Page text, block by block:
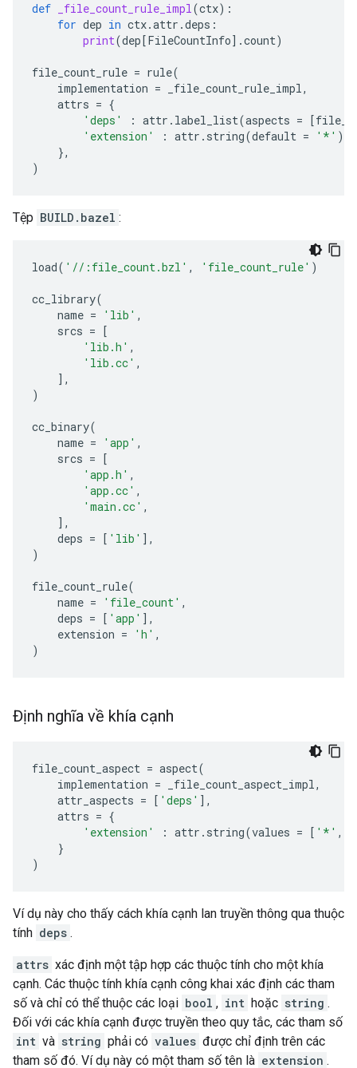
def _file_count_rule_impl(ctx):
for dep in ctx.attr .deps :
print(dep [FileCountInfo] .count)
file_count_rule = rule(
implementation = _file_count_rule_impl,
attrs = {
'deps'
: attr . label_list(aspects = [
'extension'
: attr . string(default = '*' ),
},
)
Tệp BUILD.bazel :
load( '//:file_count.bzl' , 'file_count_rule' )
cc_library(
name = 'lib' ,
srcs =
[
'lib.h' ,
'lib.cc' ,
],
)
cc_binary(
name = 'app' ,
srcs =
[
'app.h' ,
'app.cc' ,
'main.cc' ,
],
deps = [ 'lib' ],
)
file_count_rule(
name = 'file_count' ,
deps = [ 'app' ],
extension = 'h' ,
)
Định nghĩa về khía cạnh
file_count_aspect = aspect(
implementation = _file_count_aspect_impl,
attr_aspects = [ 'deps' ],
attrs = {
'extension'
: attr . string(values = [ '*' ,
}
)
Ví dụ này cho thấy cách khía cạnh lan truyền thông qua thuộc
tính deps .
attrs xác định một tập hợp các thuộc tính cho một khía
cạnh. Các thuộc tính khía cạnh công khai xác định các tham
số và chỉ có thể thuộc các loại bool , int hoặc string .
Đối với các khía cạnh được truyền theo quy tắc, các tham số
int và string phải có values được chỉ định trên các
tham số đó. Ví dụ này có một tham số tên là extension .